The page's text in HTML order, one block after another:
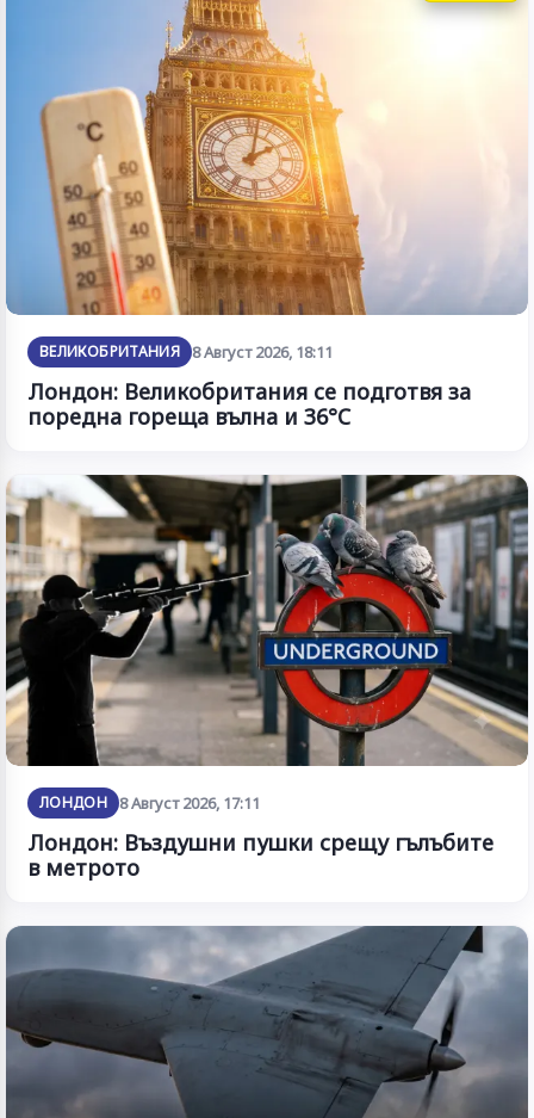
ВЕЛИКОБРИТАНИЯ 8 Август 2026, 18:11
Лондон: Великобритания се подготвя за
поредна гореща вълна и 36°C
ЛОНДОН 8 Август 2026, 17:11
Лондон: Въздушни пушки срещу гълъбите
в метрото